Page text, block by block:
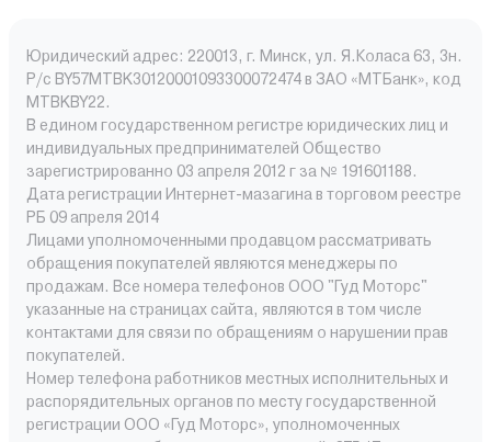
Юридический адрес: 220013, г. Минск, ул. Я.Коласа 63, 3н.
Р/с BY57MTBK30120001093300072474 в ЗАО «МТБанк», код
MTBKBY22.
В едином государственном регистре юридических лиц и
индивидуальных предпринимателей Общество
зарегистрированно 03 апреля 2012 г за № 191601188.
Дата регистрации Интернет-мазагина в торговом реестре
РБ 09 апреля 2014
Лицами уполномоченными продавцом рассматривать
обращения покупателей являются менеджеры по
продажам. Все номера телефонов ООО "Гуд Моторс"
указанные на страницах сайта, являются в том числе
контактами для связи по обращениям о нарушении прав
покупателей.
Номер телефона работников местных исполнительных и
распорядительных органов по месту государственной
регистрации ООО «Гуд Моторс», уполномоченных